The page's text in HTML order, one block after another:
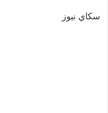
سكاي نيوز